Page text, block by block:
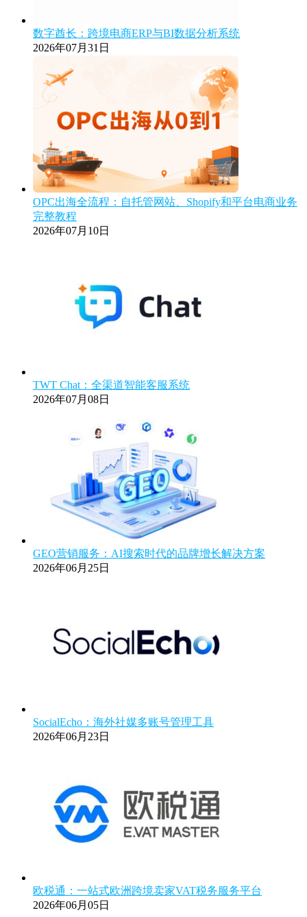
数字酋长：跨境电商ERP与BI数据分析系统
2026年07月31日
OPC出海全流程：自托管网站、Shopify和平台电商业务
完整教程
2026年07月10日
TWT Chat：全渠道智能客服系统
2026年07月08日
GEO营销服务：AI搜索时代的品牌增长解决方案
2026年06月25日
SocialEcho：海外社媒多账号管理工具
2026年06月23日
欧税通：一站式欧洲跨境卖家VAT税务服务平台
2026年06月05日